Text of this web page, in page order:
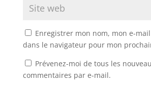
Enregistrer mon nom, mon e-
dans le navigateur pour mon
Prévenez-moi de tous les
commentaires par e-mail.